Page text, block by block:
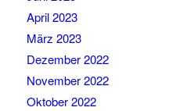
April 2023
März 2023
Dezember 2022
November 2022
Oktober 2022